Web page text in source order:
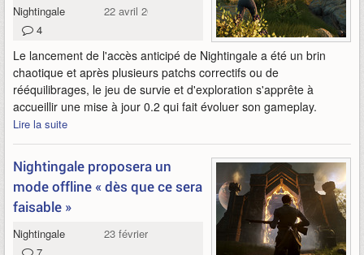
Nightingale
22 avril 2024
4
Le lancement de l'accès anticipé de Nightingale a été un brin
chaotique et après plusieurs patchs correctifs ou de
rééquilibrages, le jeu de survie et d'exploration s'apprête à
accueillir une mise à jour 0.2 qui fait évoluer son gameplay.
Lire la suite
Nightingale proposera un
mode offline « dès que ce sera
faisable »
Nightingale
23 février 2024